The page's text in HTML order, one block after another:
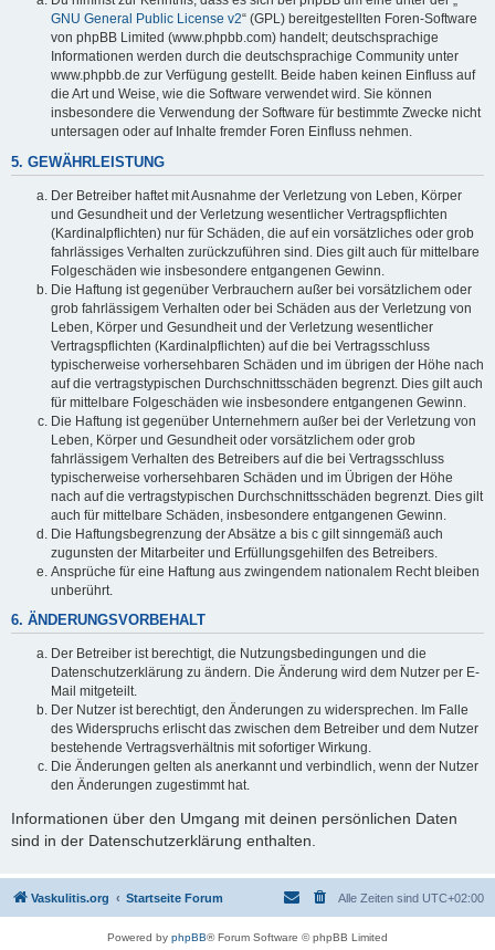
GNU General Public License v2“ (GPL) bereitgestellten Foren-Software
von phpBB Limited (www.phpbb.com) handelt; deutschsprachige
Informationen werden durch die deutschsprachige Community unter
www.phpbb.de zur Verfügung gestellt. Beide haben keinen Einfluss auf
die Art und Weise, wie die Software verwendet wird. Sie können
insbesondere die Verwendung der Software für bestimmte Zwecke nicht
untersagen oder auf Inhalte fremder Foren Einfluss nehmen.
5. GEWÄHRLEISTUNG
Der Betreiber haftet mit Ausnahme der Verletzung von Leben, Körper
und Gesundheit und der Verletzung wesentlicher Vertragspflichten
(Kardinalpflichten) nur für Schäden, die auf ein vorsätzliches oder grob
fahrlässiges Verhalten zurückzuführen sind. Dies gilt auch für mittelbare
Folgeschäden wie insbesondere entgangenen Gewinn.
Die Haftung ist gegenüber Verbrauchern außer bei vorsätzlichem oder
grob fahrlässigem Verhalten oder bei Schäden aus der Verletzung von
Leben, Körper und Gesundheit und der Verletzung wesentlicher
Vertragspflichten (Kardinalpflichten) auf die bei Vertragsschluss
typischerweise vorhersehbaren Schäden und im übrigen der Höhe nach
auf die vertragstypischen Durchschnittsschäden begrenzt. Dies gilt auch
für mittelbare Folgeschäden wie insbesondere entgangenen Gewinn.
Die Haftung ist gegenüber Unternehmern außer bei der Verletzung von
Leben, Körper und Gesundheit oder vorsätzlichem oder grob
fahrlässigem Verhalten des Betreibers auf die bei Vertragsschluss
typischerweise vorhersehbaren Schäden und im Übrigen der Höhe
nach auf die vertragstypischen Durchschnittsschäden begrenzt. Dies gilt
auch für mittelbare Schäden, insbesondere entgangenen Gewinn.
Die Haftungsbegrenzung der Absätze a bis c gilt sinngemäß auch
zugunsten der Mitarbeiter und Erfüllungsgehilfen des Betreibers.
Ansprüche für eine Haftung aus zwingendem nationalem Recht bleiben
unberührt.
6. ÄNDERUNGSVORBEHALT
Der Betreiber ist berechtigt, die Nutzungsbedingungen und die
Datenschutzerklärung zu ändern. Die Änderung wird dem Nutzer per E-
Mail mitgeteilt.
Der Nutzer ist berechtigt, den Änderungen zu widersprechen. Im Falle
des Widerspruchs erlischt das zwischen dem Betreiber und dem Nutzer
bestehende Vertragsverhältnis mit sofortiger Wirkung.
Die Änderungen gelten als anerkannt und verbindlich, wenn der Nutzer
den Änderungen zugestimmt hat.
Informationen über den Umgang mit deinen persönlichen Daten
sind in der Datenschutzerklärung enthalten.
Vaskulitis.org Startseite Forum Alle Zeiten sind UTC+02:00
Powered by phpBB® Forum Software © phpBB Limited